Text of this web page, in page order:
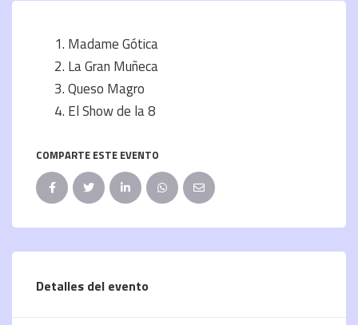
Madame Gótica
La Gran Muñeca
Queso Magro
El Show de la 8
COMPARTE ESTE EVENTO
Detalles del evento